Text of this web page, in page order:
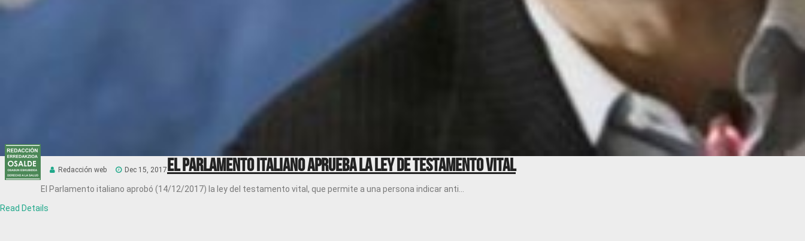
Redacción web Dec 15, 2017El Parlamento italiano aprueba la Ley de Testamento Vital
El Parlamento italiano aprobó (14/12/2017) la ley del testamento vital, que permite a una persona indicar anti...
Read Details